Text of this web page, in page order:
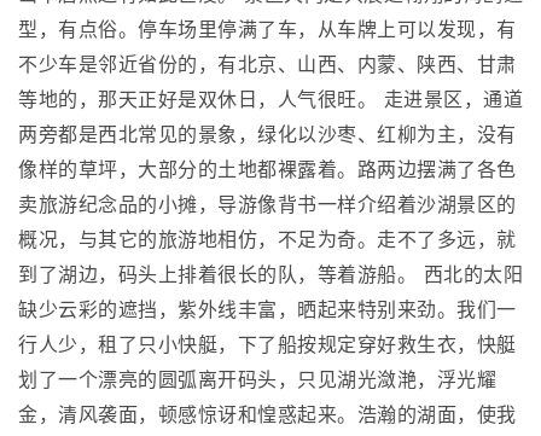
型，有点俗。停车场里停满了车，从车牌上可以发现，有
不少车是邻近省份的，有北京、山西、内蒙、陕西、甘肃
等地的，那天正好是双休日，人气很旺。 走进景区，通道
两旁都是西北常见的景象，绿化以沙枣、红柳为主，没有
像样的草坪，大部分的土地都裸露着。路两边摆满了各色
卖旅游纪念品的小摊，导游像背书一样介绍着沙湖景区的
概况，与其它的旅游地相仿，不足为奇。走不了多远，就
到了湖边，码头上排着很长的队，等着游船。 西北的太阳
缺少云彩的遮挡，紫外线丰富，晒起来特别来劲。我们一
行人少，租了只小快艇，下了船按规定穿好救生衣，快艇
划了一个漂亮的圆弧离开码头，只见湖光潋滟，浮光耀
金，清风袭面，顿感惊讶和惶惑起来。浩瀚的湖面，使我